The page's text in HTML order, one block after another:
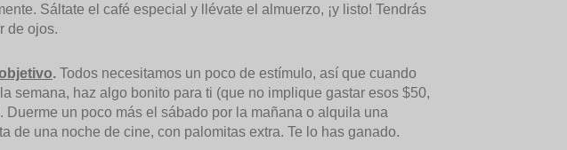
Sáltate el café especial y llévate el almuerzo, ¡y listo! Tendrás
de ojos.
. Todos necesitamos un poco de estímulo, así que cuando
semana, haz algo bonito para ti (que no implique gastar esos $50,
un poco más el sábado por la mañana o alquila una
de una noche de cine, con palomitas extra. Te lo has ganado.